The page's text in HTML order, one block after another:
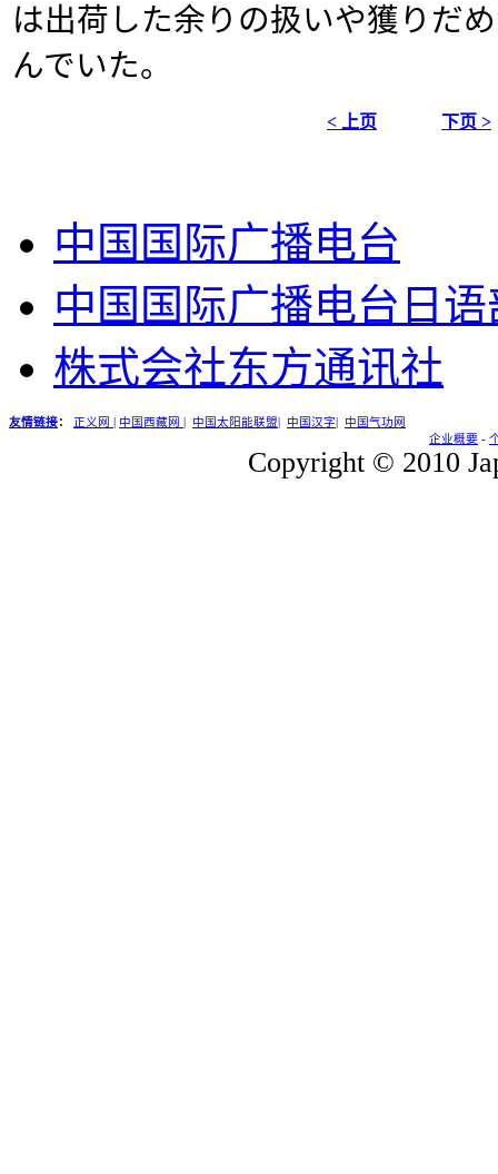
は出荷した余りの扱いや獲りだ
んでいた。
< 上页 下页 >
中国国际广播电台
中国国际广播电台日语
株式会社东方通讯社
友情链接： 正义网 中国西藏网 中国太阳能联盟 中国汉字
中国气功网
企业概要 -
Copyright © 2010